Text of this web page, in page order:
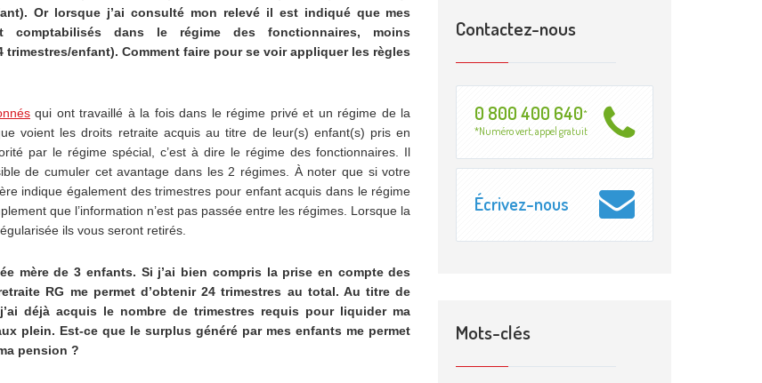
Or lorsque j’ai consulté mon relevé il est indiqué que mes
comptabilisés dans le régime des fonctionnaires, moins
trimestres/enfant). Comment faire pour se voir appliquer les règles
qui ont travaillé à la fois dans le régime privé et un régime de la
voient les droits retraite acquis au titre de leur(s) enfant(s) pris en
par le régime spécial, c’est à dire le régime des fonctionnaires. Il
de cumuler cet avantage dans les 2 régimes. À noter que si votre
indique également des trimestres pour enfant acquis dans le régime
que l’information n’est pas passée entre les régimes. Lorsque la
ils vous seront retirés.
mère de 3 enfants. Si j’ai bien compris la prise en compte des
RG me permet d’obtenir 24 trimestres au total. Au titre de
déjà acquis le nombre de trimestres requis pour liquider ma
plein. Est-ce que le surplus généré par mes enfants me permet
pension ?
Contactez-nous
0 800 400 640*
*Numéro vert, appel gratuit
Écrivez-nous
Mots-clés